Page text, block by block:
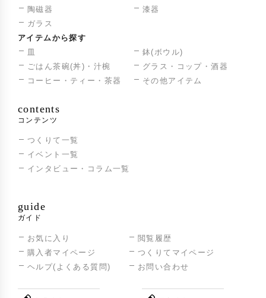
陶磁器
漆器
ガラス
アイテムから探す
皿
鉢(ボウル)
ごはん茶碗(丼)・汁椀
グラス・コップ・酒器
コーヒー・ティー・茶器
その他アイテム
contents
コンテンツ
つくりて一覧
イベント一覧
インタビュー・コラム一覧
guide
ガイド
お気に入り
閲覧履歴
購入者マイページ
つくりてマイページ
ヘルプ(よくある質問)
お問い合わせ